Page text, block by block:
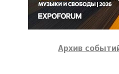
Архив